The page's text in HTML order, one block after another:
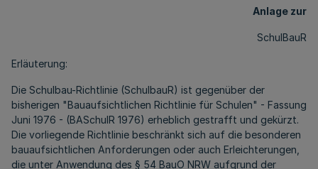
Anlage zur
SchulBauR
Erläuterung:
Die Schulbau-Richtlinie (SchulbauR) ist gegenüber der
bisherigen "Bauaufsichtlichen Richtlinie für Schulen" - Fassung
Juni 1976 - (BASchulR 1976) erheblich gestrafft und gekürzt.
Die vorliegende Richtlinie beschränkt sich auf die besonderen
bauaufsichtlichen Anforderungen oder auch Erleichterungen,
die unter Anwendung des § 54 BauO NRW aufgrund der